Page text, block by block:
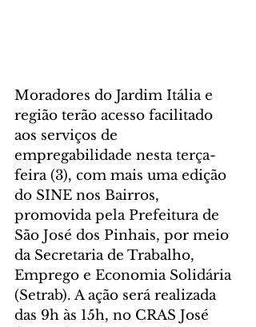
Moradores do Jardim Itália e
região terão acesso facilitado
aos serviços de
empregabilidade nesta terça-
feira (3), com mais uma edição
do SINE nos Bairros,
promovida pela Prefeitura de
São José dos Pinhais, por meio
da Secretaria de Trabalho,
Emprego e Economia Solidária
(Setrab). A ação será realizada
das 9h às 15h, no CRAS José